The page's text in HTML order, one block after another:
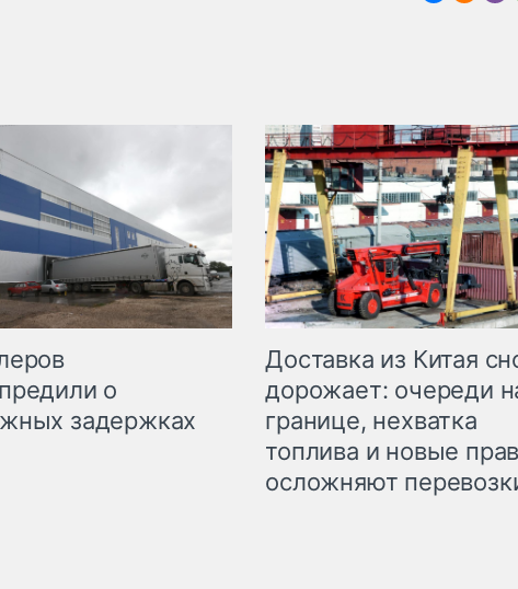
о
задержках
Доставка из Китая
дорожает: очереди
границе, нехватка
топлива и новые
осложняют